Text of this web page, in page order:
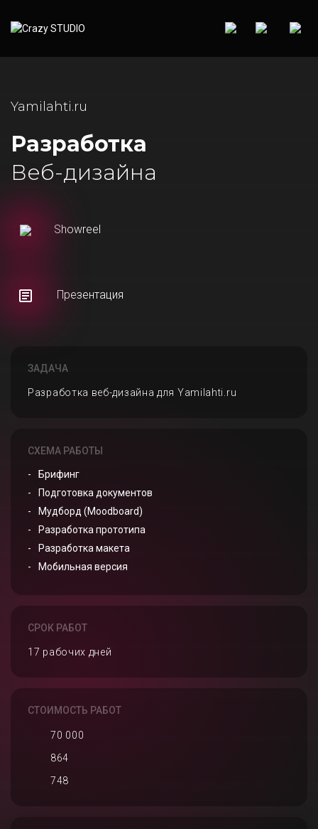
Yamilahti.ru
Разработка
Веб-дизайна
Showreel
Презентация
ЗАДАЧА
Разработка веб-дизайна для Yamilahti.ru
СХЕМА РАБОТЫ
Брифинг
Подготовка документов
Мудборд (Moodboard)
Разработка прототипа
Разработка макета
Мобильная версия
СРОК РАБОТ
17 рабочих дней
СТОИМОСТЬ РАБОТ
70 000
864
748